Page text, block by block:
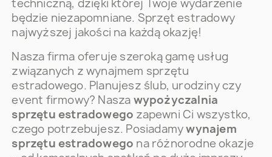
techniczną, dzięki której Twoje wydarzenie
będzie niezapomniane. Sprzęt estradowy
najwyższej jakości na każdą okazję!
Nasza firma oferuje szeroką gamę usług
związanych z wynajmem sprzętu
estradowego. Planujesz ślub, urodziny czy
event firmowy? Nasza wypożyczalnia
sprzętu estradowego zapewni Ci wszystko,
czego potrzebujesz. Posiadamywynajem
sprzętu estradowego na różnorodne okazje